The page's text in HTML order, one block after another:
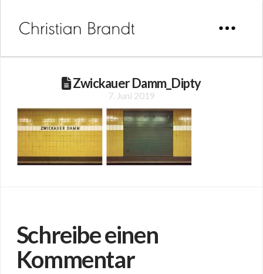
Zwickauer Damm_Dipty
7. Juni 2019
Schreibe einen
Kommentar